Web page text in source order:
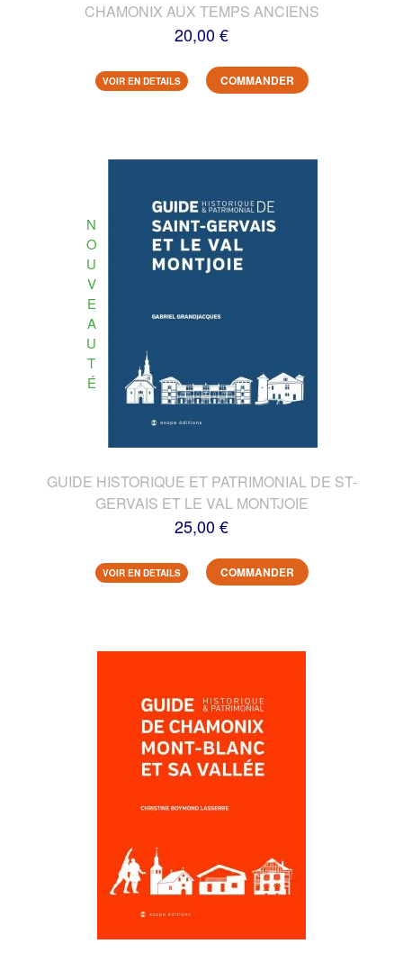
CHAMONIX AUX TEMPS ANCIENS
20,00 €
VOIR EN DETAILS COMMANDER
N
O
U
V
E
A
U
T
É
GUIDE HISTORIQUE ET PATRIMONIAL DE ST-
GERVAIS ET LE VAL MONTJOIE
25,00 €
VOIR EN DETAILS COMMANDER